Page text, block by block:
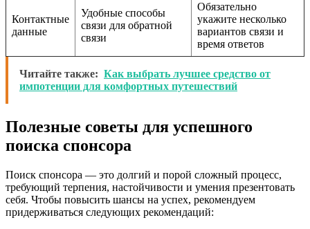
Контактные
данные
Удобные способы
связи для обратной
связи
Обязательно
укажите несколько
вариантов связи и
время ответов
Читайте также: Как выбрать лучшее средство от
импотенции для комфортных путешествий
Полезные советы для успешного
поиска спонсора
Поиск спонсора — это долгий и порой сложный процесс,
требующий терпения, настойчивости и умения презентовать
себя. Чтобы повысить шансы на успех, рекомендуем
придерживаться следующих рекомендаций: